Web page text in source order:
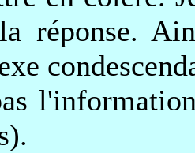
réponse.